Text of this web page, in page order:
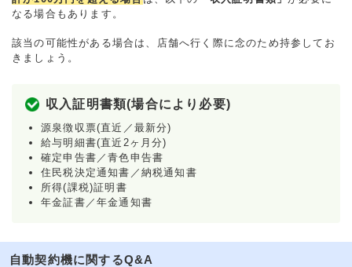
なる場合もあります。
該当の可能性がある場合は、店舗へ行く際に念のため持参してお
きましょう。
収入証明書類(場合により必要)
源泉徴収票(直近／最新分)
給与明細書(直近2ヶ月分)
確定申告書／青色申告書
住民税決定通知書／納税通知書
所得(課税)証明書
年金証書／年金通知書
自動契約機に関するQ&A